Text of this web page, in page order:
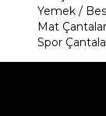
Yemek /
Mat
Spor